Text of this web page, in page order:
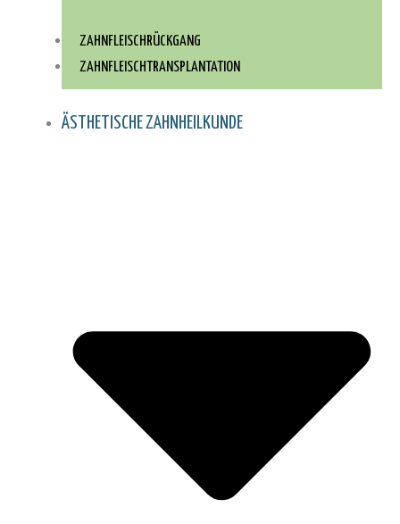
ZAHNFLEISCHRÜCKGANG
ZAHNFLEISCH­TRANSPLANTATION
ÄSTHETISCHE ZAHNHEILKUNDE